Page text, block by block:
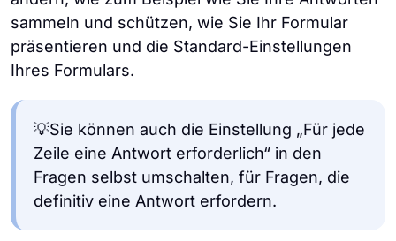
sammeln und schützen, wie Sie Ihr Formular
präsentieren und die Standard-Einstellungen
Ihres Formulars.
💡Sie können auch die Einstellung „Für jede
Zeile eine Antwort erforderlich“ in den
Fragen selbst umschalten, für Fragen, die
definitiv eine Antwort erfordern.